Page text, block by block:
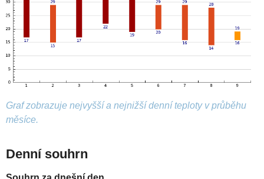
Graf zobrazuje nejvyšší a nejnižší denní teploty v průběhu
měsíce.
Denní souhrn